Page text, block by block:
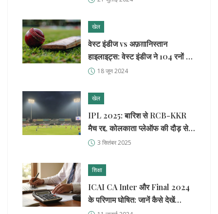
खेल
वेस्ट इंडीज vs अफ़ग़ानिस्तान
हाइलाइट्स: वेस्ट इंडीज ने 104 रनों से
दर्ज की शानदार जीत
18 जून 2024
खेल
IPL 2025: बारिश से RCB-KKR
मैच रद्द, कोलकाता प्लेऑफ की दौड़ से
बाहर, बेंगलुरु तालिका में नंबर-1
3 सितंबर 2025
शिक्षा
ICAI CA Inter और Final 2024
के परिणाम घोषित: जानें कैसे देखें